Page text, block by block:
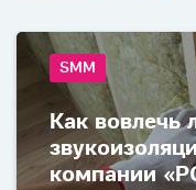
SMM
Как
компании